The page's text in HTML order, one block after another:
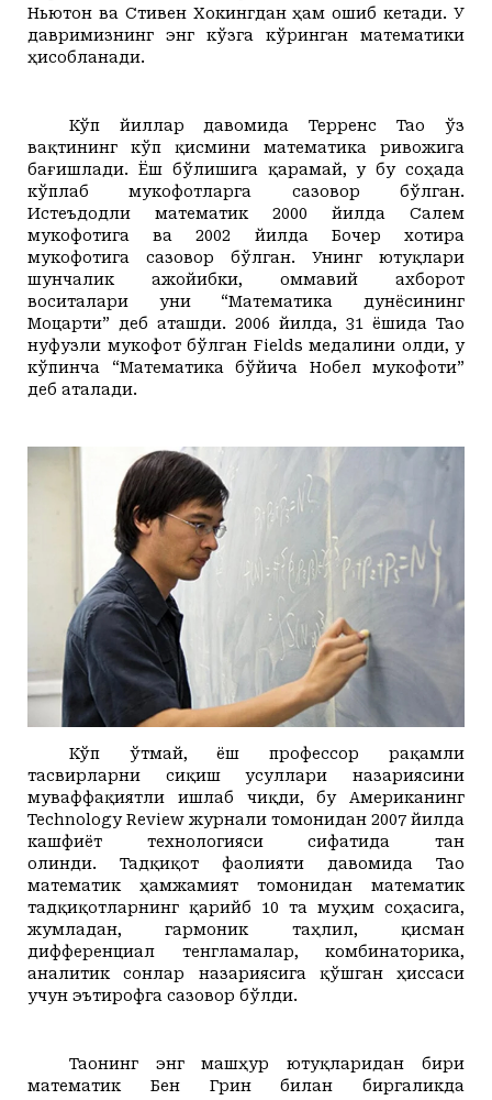
Ньютон ва Стивен Хокингдан ҳам ошиб кетади. У
давримизнинг энг кўзга кўринган математики
ҳисобланади.
Кўп йиллар давомида Терренс Тао ўз
вақтининг кўп қисмини математика ривожига
бағишлади. Ёш бўлишига қарамай, у бу соҳада
кўплаб мукофотларга сазовор бўлган.
Истеъдодли математик 2000 йилда Салем
мукофотига ва 2002 йилда Бочер хотира
мукофотига сазовор бўлган. Унинг ютуқлари
шунчалик ажойибки, оммавий ахборот
воситалари уни “Математика дунёсининг
Моцарти” деб аташди. 2006 йилда, 31 ёшида Тао
нуфузли мукофот бўлган Fields медалини олди, у
кўпинча “Математика бўйича Нобел мукофоти”
деб аталади.
Кўп ўтмай, ёш профессор рақамли
тасвирларни сиқиш усуллари назариясини
муваффақиятли ишлаб чиқди, бу Американинг
Technology Review журнали томонидан 2007 йилда
кашфиёт технологияси сифатида тан
олинди. Тадқиқот фаолияти давомида Тао
математик ҳамжамият томонидан математик
тадқиқотларнинг қарийб 10 та муҳим соҳасига,
жумладан, гармоник таҳлил, қисман
дифференциал тенгламалар, комбинаторика,
аналитик сонлар назариясига қўшган ҳиссаси
учун эътирофга сазовор бўлди.
Таонинг энг машҳур ютуқларидан бири
математик Бен Грин билан биргаликда